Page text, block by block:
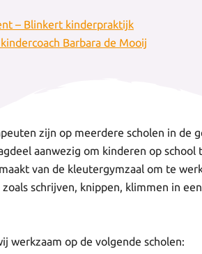
– Blinkert kinderpraktijk
Barbara de Mooij
zijn op meerdere scholen in de
aanwezig om kinderen op
van de kleutergymzaal om te
schrijven, knippen, klimmen in
werkzaam op de volgende scholen: